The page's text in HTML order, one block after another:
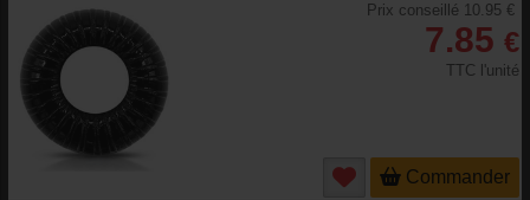
Prix conseillé 10.95 €
7.85 €
TTC l'unité
Commander